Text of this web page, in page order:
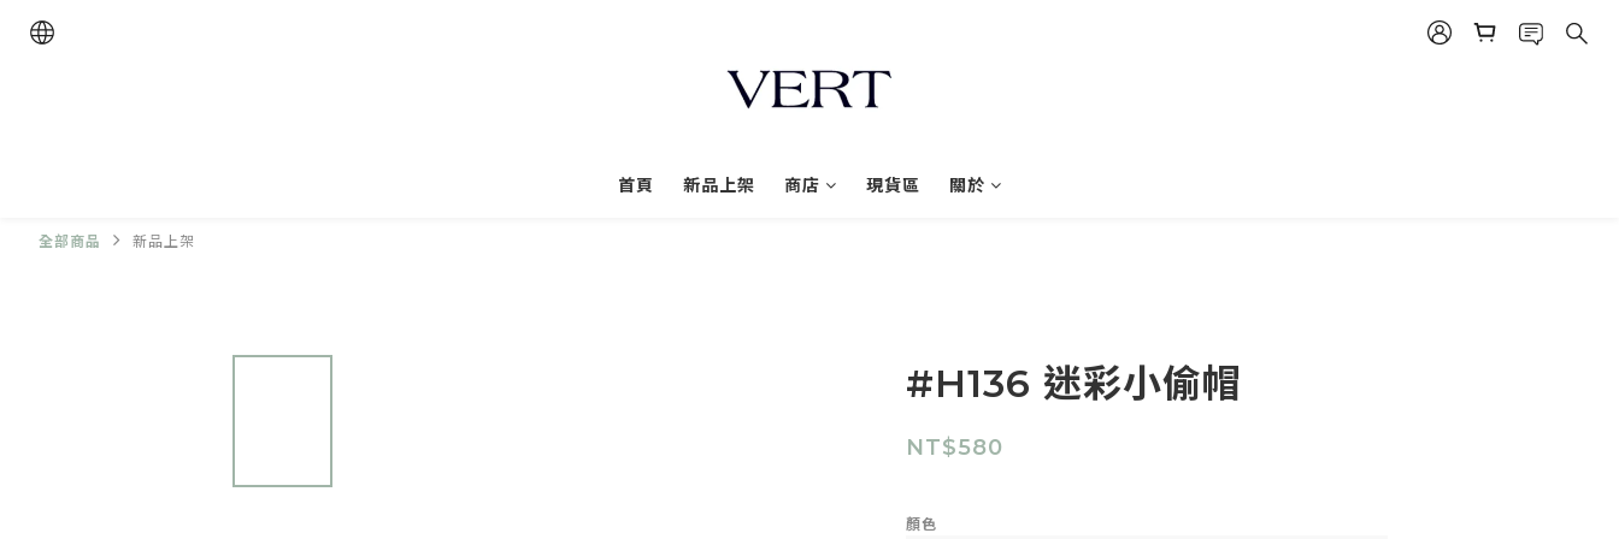
首頁 新品上架 商店 現貨區 關於
全部商品 新品上架
#H136 迷彩小偷帽
NT$580
顏色